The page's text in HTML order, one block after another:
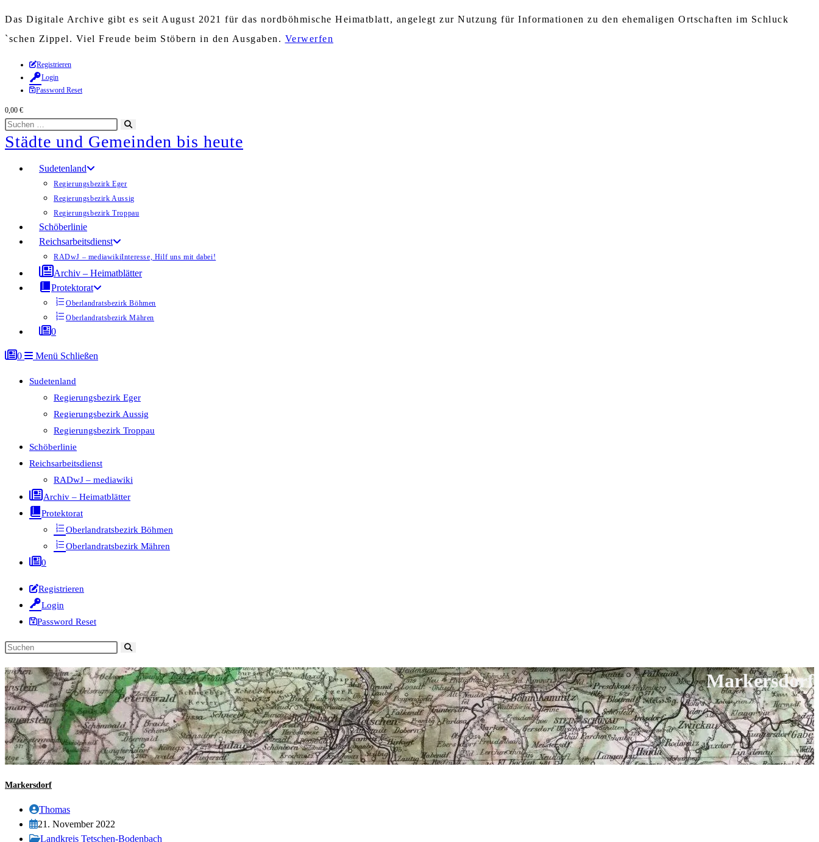
Das Digitale Archive gibt es seit August 2021 für das nordböhmische Heimatblatt, angelegt zur Nutzung für Informationen zu den ehemaligen Ortschaften im Schluck
`schen Zippel. Viel Freude beim Stöbern in den Ausgaben. Verwerfen
Zum
Inhalt
springen
Registrieren
Login
Password Reset
0,00 €
Diese
Website
durchsuchen
starten
Städte und Gemeinden bis heute
Sudetenland
Regierungsbezirk Eger
Regierungsbezirk Aussig
Regierungsbezirk Troppau
Schöberlinie
Reichsarbeitsdienst
RADwJ – mediawikiInteresse, Hilf uns mit dabei!
Archiv – Heimatblätter
Protektorat
Oberlandratsbezirk Böhmen
Oberlandratsbezirk Mähren
0
0 Menü Schließen
Sudetenland
Regierungsbezirk Eger
Regierungsbezirk Aussig
Regierungsbezirk Troppau
Schöberlinie
Reichsarbeitsdienst
RADwJ – mediawiki
Archiv – Heimatblätter
Protektorat
Oberlandratsbezirk Böhmen
Oberlandratsbezirk Mähren
0
Registrieren
Login
Password Reset
Diese
durchsuchen
Markersdorf
Markersdorf
Beitrags-
Autor:
Thomas
Beitrag
veröffentlicht:
21. November 2022
Beitrags-
Landkreis Tetschen-Bodenbach